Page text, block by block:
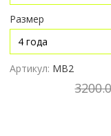
Размер
Артикул: МВ2